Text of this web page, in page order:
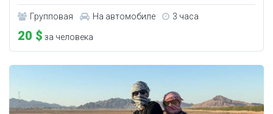
Групповая На автомобиле 3 часа
20 $ за человека